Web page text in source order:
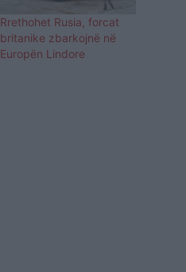
Rrethohet Rusia, forcat
britanike zbarkojnë në
Europën Lindore